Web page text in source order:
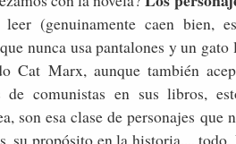
leer (genuinamente caen bien,
nunca usa pantalones y un
CatMarx, aunque también
de comunistas en sus libros,
son esa clase de personajes